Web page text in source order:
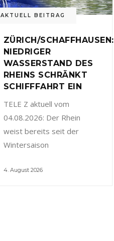
AKTUELL BEITRAG
ZÜRICH/SCHAFFHAUSEN:
NIEDRIGER
WASSERSTAND DES
RHEINS SCHRÄNKT
SCHIFFFAHRT EIN
TELE Z aktuell vom
04.08.2026: Der Rhein
weist bereits seit der
Wintersaison
4. August 2026